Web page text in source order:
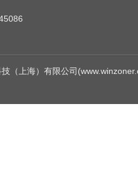
技（上海）有限公司